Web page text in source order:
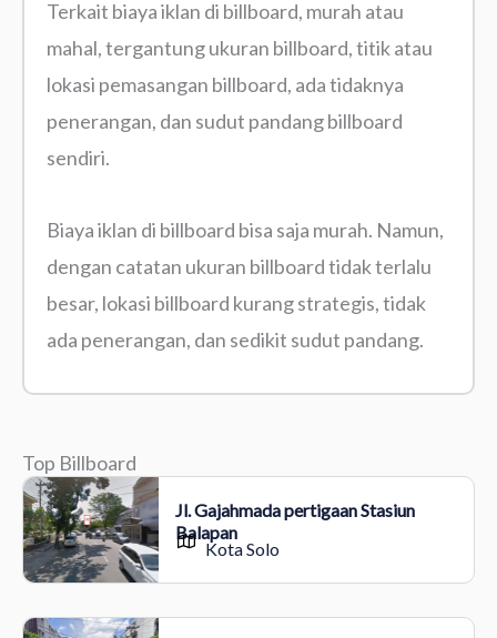
Terkait biaya iklan di billboard, murah atau
mahal, tergantung ukuran billboard, titik atau
lokasi pemasangan billboard, ada tidaknya
penerangan, dan sudut pandang billboard
sendiri.
Biaya iklan di billboard bisa saja murah. Namun,
dengan catatan ukuran billboard tidak terlalu
besar, lokasi billboard kurang strategis, tidak
ada penerangan, dan sedikit sudut pandang.
Top Billboard
Jl. Gajahmada pertigaan Stasiun
Balapan
Kota Solo